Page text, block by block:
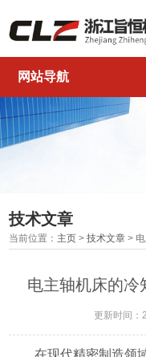
网站导航
技术文章
当前位置： 主页 >技术文章 >
电主轴机床的冷
更新时间：